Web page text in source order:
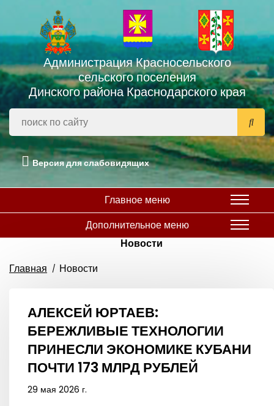
Администрация Красносельского
сельского поселения
Динского района Краснодарского края
Версия для слабовидящих
Главное меню
Дополнительное меню
Новости
Главная
Новости
АЛЕКСЕЙ ЮРТАЕВ:
БЕРЕЖЛИВЫЕ ТЕХНОЛОГИИ
ПРИНЕСЛИ ЭКОНОМИКЕ КУБАНИ
ПОЧТИ 173 МЛРД РУБЛЕЙ
29 мая 2026 г.